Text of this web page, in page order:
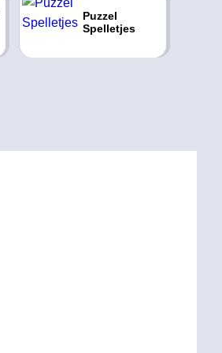
Puzzel
Spelletjes